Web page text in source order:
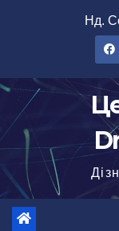
Нд.